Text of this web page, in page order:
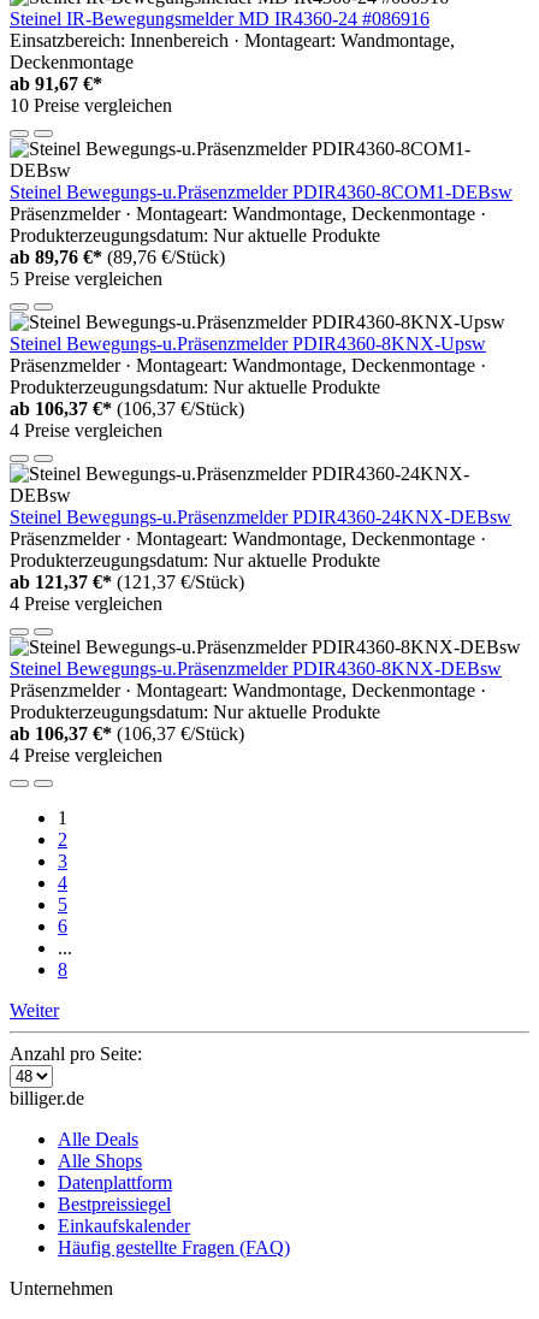
Steinel IR-Bewegungsmelder MD IR4360-24 #086916
Einsatzbereich: Innenbereich · Montageart: Wandmontage,
Deckenmontage
ab 91,67 €*
10 Preise vergleichen
Steinel Bewegungs-u.Präsenzmelder PDIR4360-8COM1-DEBsw
Präsenzmelder · Montageart: Wandmontage, Deckenmontage ·
Produkterzeugungsdatum: Nur aktuelle Produkte
ab 89,76 €* (89,76 €/Stück)
5 Preise vergleichen
Steinel Bewegungs-u.Präsenzmelder PDIR4360-8KNX-Upsw
Präsenzmelder · Montageart: Wandmontage, Deckenmontage ·
Produkterzeugungsdatum: Nur aktuelle Produkte
ab 106,37 €* (106,37 €/Stück)
4 Preise vergleichen
Steinel Bewegungs-u.Präsenzmelder PDIR4360-24KNX-DEBsw
Präsenzmelder · Montageart: Wandmontage, Deckenmontage ·
Produkterzeugungsdatum: Nur aktuelle Produkte
ab 121,37 €* (121,37 €/Stück)
4 Preise vergleichen
Steinel Bewegungs-u.Präsenzmelder PDIR4360-8KNX-DEBsw
Präsenzmelder · Montageart: Wandmontage, Deckenmontage ·
Produkterzeugungsdatum: Nur aktuelle Produkte
ab 106,37 €* (106,37 €/Stück)
4 Preise vergleichen
1
2
3
4
5
6
...
8
Weiter
Anzahl pro Seite:
billiger.de
Alle Deals
Alle Shops
Datenplattform
Bestpreissiegel
Einkaufskalender
Häufig gestellte Fragen (FAQ)
Unternehmen